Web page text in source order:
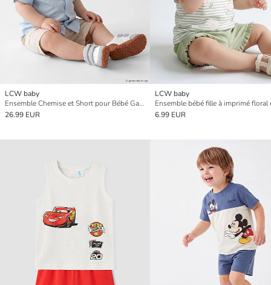
LCW baby
Ensemble Chemise et Short pour Bébé Garçon
26.99 EUR
LCW baby
Ensemble bébé fille à imprimé floral
6.99 EUR